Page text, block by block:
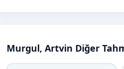
Murgul, Artvin Diğer